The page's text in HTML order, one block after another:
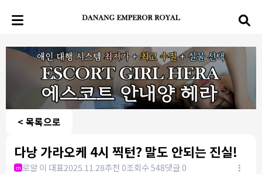
< 목록으로
다낭 가라오케 4시 찍턴? 말도 안되는 진실!
m 로얄 이 대표2025.11.28추천 0조회수 548댓글 0